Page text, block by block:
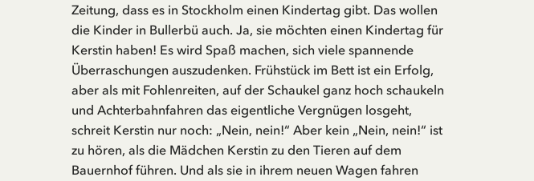
Zeitung, dass es in Stockholm einen Kindertag gibt. Das wollen
die Kinder in Bullerbü auch. Ja, sie möchten einen Kindertag für
Kerstin haben! Es wird Spaß machen, sich viele spannende
Überraschungen auszudenken. Frühstück im Bett ist ein Erfolg,
aber als mit Fohlenreiten, auf der Schaukel ganz hoch schaukeln
und Achterbahnfahren das eigentliche Vergnügen losgeht,
schreit Kerstin nur noch: „Nein, nein!“ Aber kein „Nein, nein!“ ist
zu hören, als die Mädchen Kerstin zu den Tieren auf dem
Bauernhof führen. Und als sie in ihrem neuen Wagen fahren